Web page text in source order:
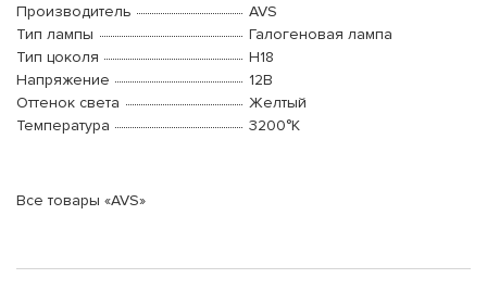
Производитель
AVS
Тип лампы
Галогеновая лампа
Тип цоколя
H18
Напряжение
12В
Оттенок света
Желтый
Температура
3200°K
Все товары «AVS»